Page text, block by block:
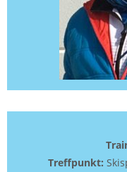
Treffpunkt: